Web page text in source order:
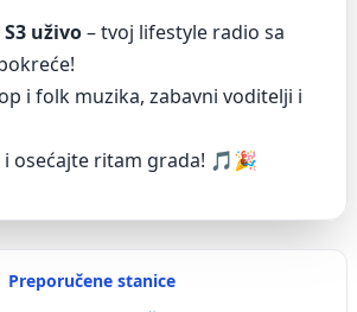
uživo– tvoj lifestyle radio sa
i folk muzika, zabavni voditelji i
i osećajte ritam grada! 🎵🎉
Preporučene stanice